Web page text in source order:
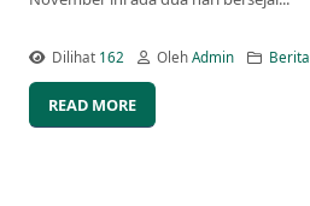
Dilihat 162 OlehAdmin Berita
READ MORE